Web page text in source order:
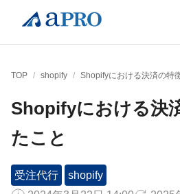
TOP / shopify / Shopifyにおける決済の特
Shopifyにおける決
たこと
受注代行
shopify